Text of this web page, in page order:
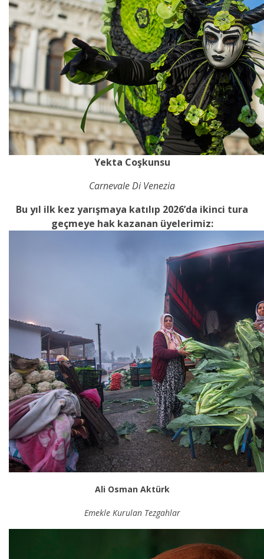
Yekta Coşkunsu
Carnevale Di Venezia
Bu yıl ilk kez yarışmaya katılıp 2026’da ikinci tura
geçmeye hak kazanan üyelerimiz:
Ali Osman Aktürk
Emekle Kurulan Tezgahlar